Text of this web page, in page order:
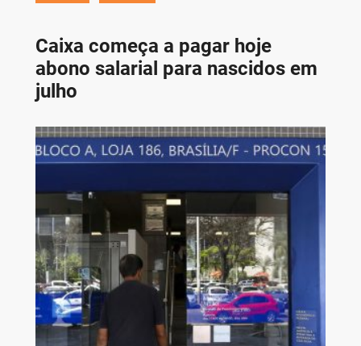
Caixa começa a pagar hoje
abono salarial para nascidos em
julho